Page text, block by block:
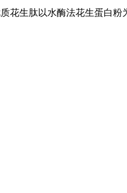
花生肽以水酶法花生蛋白粉